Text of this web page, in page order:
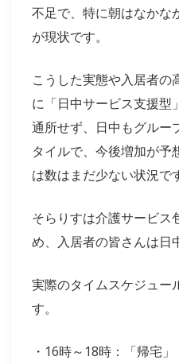
不足で、特に朝はなかな
が現状です。
こうした実態や入居者の
に「日中サービス支援型
通所せず、日中もグルー
タイルで、今後増加が予
は数はまだ少ない状況で
そらりすは介護サービス
め、入居者の皆さんは日
実際のタイムスケジュー
す。
・16時～18時：「帰宅」